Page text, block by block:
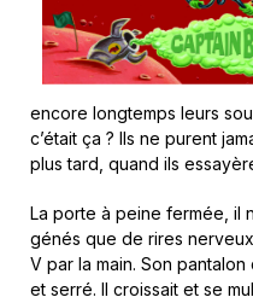
encore longtemps leurs
c’était ça ? Ils ne purent
plus tard, quand ils
La porte à peine fermée, il
génés que de rires
V par la main. Son
et serré. Il croissait et se